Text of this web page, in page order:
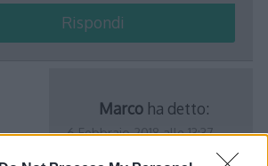
Rispondi
Marco ha detto:
6 Febbraio 2018 alle 13:37